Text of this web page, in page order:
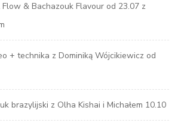
& Bachazouk Flavour od 23.07 z
+ technika z Dominiką Wójcikiewicz od
brazylijski z Olha Kishai i Michałem 10.10